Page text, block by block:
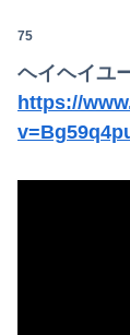
75
ヘイヘイユ
https://